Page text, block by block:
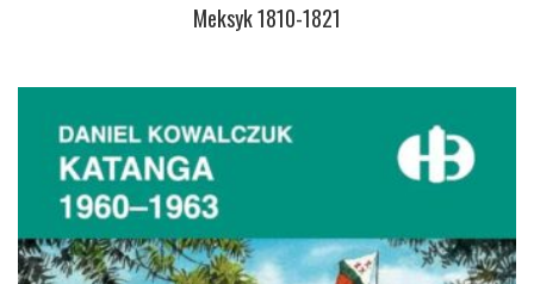
Meksyk 1810-1821